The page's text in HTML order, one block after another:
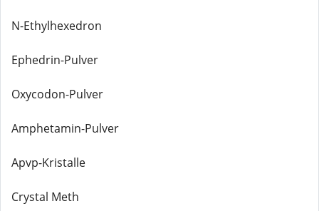
N-Ethylhexedron
Ephedrin-Pulver
Oxycodon-Pulver
Amphetamin-Pulver
Apvp-Kristalle
Crystal Meth